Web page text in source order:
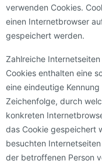
verwenden Cookies.
einen Internetbrowser
gespeichert werden.
Zahlreiche
Cookies enthalten eine
eine eindeutige
Zeichenfolge, durch
konkreten
das Cookie gespeichert
besuchten
der betroffenen Person